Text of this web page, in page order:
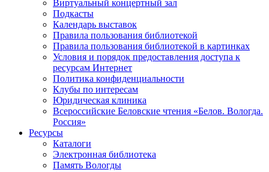
Виртуальный концертный зал
Подкасты
Календарь выставок
Правила пользования библиотекой
Правила пользования библиотекой в картинках
Условия и порядок предоставления доступа к
ресурсам Интернет
Политика конфиденциальности
Клубы по интересам
Юридическая клиника
Всероссийские Беловские чтения «Белов. Вологда.
Россия»
Ресурсы
Каталоги
Электронная библиотека
Память Вологды